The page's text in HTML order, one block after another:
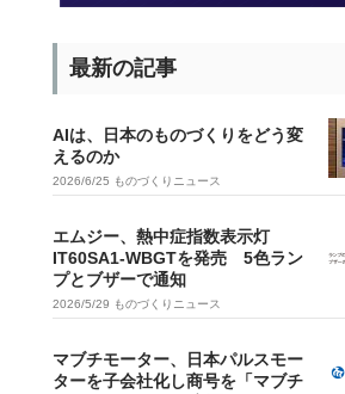
最新の記事
AIは、日本のものづくりをどう変
えるのか
2026/6/25 ものづくりニュース
エムジー、熱中症指数表示灯
IT60SA1-WBGTを発売 5色ラン
プとブザーで通知
2026/5/29 ものづくりニュース
マブチモーター、日本パルスモー
ターを子会社化し商号を「マブチ